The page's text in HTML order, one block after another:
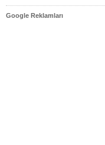
Google Reklamları